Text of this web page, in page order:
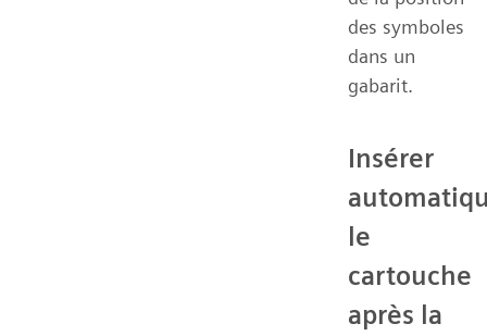
des symboles
dans un
gabarit.
Insérer
le
cartouche
après la